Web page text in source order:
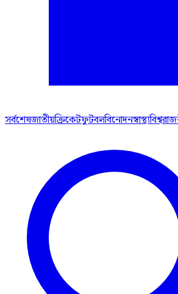
সর্বশেষজাতীয়ক্রিকেটফুটবলবিনোদনস্বাস্থ্যবিশ্ব